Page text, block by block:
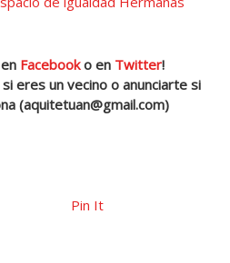
Facebooko en Twitter!
eres un vecino o anunciarte si
(aquitetuan@gmail.com)
Pin It